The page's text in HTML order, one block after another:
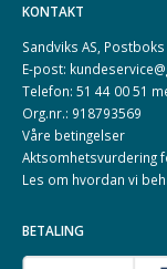
KONTAKT
Sandviks AS,
E-post:
Telefon: 51 44 00 51
Org.nr.: 918793569
Våre betingelser
Aktsomhetsvurdering
Les om hvordan vi
BETALING